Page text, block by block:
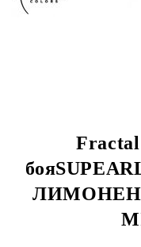
Fractal